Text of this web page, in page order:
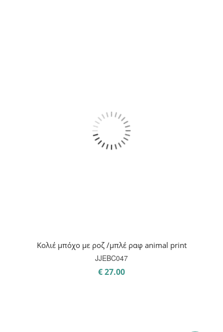
Κολιέ μπόχο με ροζ /μπλέ ραφ animal print
JJEBC047
€27.00